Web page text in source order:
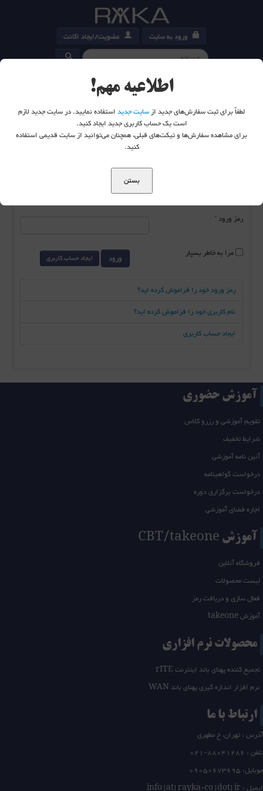
ورود به سایت عضویت/ایجاد اکانت
کارت خرید
شما اینجا هستید:خانه ورود به سایت
رمز ورود *
مرا به خاطر بسپار ورود ایجاد حساب کاربری
رمز ورود خود را فراموش کرده اید؟
نام کاربری خود را فراموش کرده اید؟
ایجاد حساب کاربری
آموزش حضوری
تقویم آموزشی و رزرو کلاس
شرایط تخفیف
آئین نامه آموزشی
درخواست گواهینامه
درخواست برگزاری دوره
اجاره فضای آموزشی
آموزش CBT/takeone
فروشگاه آنلاین
لیست محصولات
فعال سازی و دریافت رمز
آموزش takeone
محصولات نرم افزاری
تجمیع کننده پهنای باند اینترنت rITE
نرم افزار اندازه گیری پهنای باند WAN
ارتباط با ما
آدرس : تهران، خ مطهری
تلفن : 21-88041286
0
موبایل: 09050673695
ایمیل : info [at] rayka-co [dot] ir
اطلاعیه مهم!
لطفاً برای ثبت سفارش‌های جدید ازسایت جدیداستفاده نمایید. در سایت جدید لازم
است یک حساب کاربری جدید ایجاد کنید.
برای مشاهده سفارش‌ها و تیکت‌های قبلی، همچنان می‌توانید از سایت قدیمی استفاده
کنید.
بستن